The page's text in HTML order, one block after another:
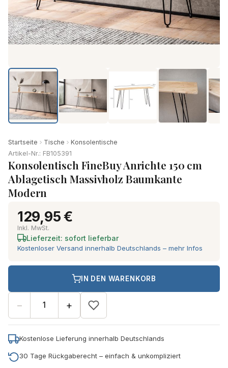
Startseite Tische
Konsolentische
Artikel-Nr.: FB105391
Konsolentisch FineBuy Anrichte 150 cm
Ablagetisch Massivholz Baumkante
Modern
129,95 €
Inkl. MwSt.
Lieferzeit: sofort lieferbar
Kostenloser Versand innerhalb Deutschlands – mehr Infos
− +
IN DEN WARENKORB
Kostenlose Lieferung innerhalb Deutschlands
30 Tage Rückgaberecht – einfach & unkompliziert